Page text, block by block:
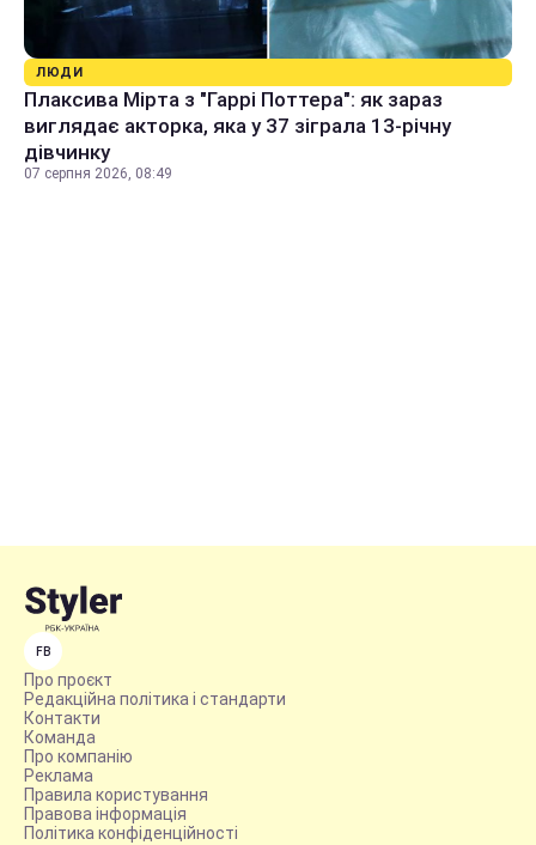
ЛЮДИ
Плаксива Мірта з "Гаррі Поттера": як зараз
виглядає акторка, яка у 37 зіграла 13-річну
дівчинку
07 серпня 2026, 08:49
FB
Про проєкт
Редакційна політика і стандарти
Контакти
Команда
Про компанію
Реклама
Правила користування
Правова інформація
Політика конфіденційності